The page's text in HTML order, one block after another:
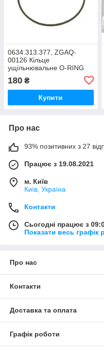
0634.313.377, ZGAQ-
00126 Кільце
ущільнювальне O-RING
180 ₴
Купити
Про нас
93% позитивних з 27
Працює з 19.08.2021
м. Київ
Київ, Україна
Контакти
Сьогодні працює з
Показати весь графік
Про нас
Контакти
Доставка та оплата
Графік роботи